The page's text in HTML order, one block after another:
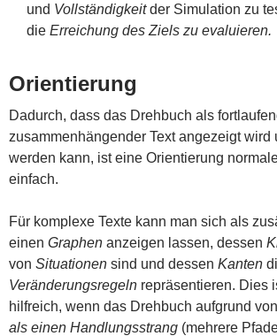
und Vollständigkeitder Simulation zu
die Erreichung des Ziels zu evaluieren.
Orientierung
Dadurch, dass das Drehbuch als
zusammenhängender Text angezeigt wird
werden kann, ist eine Orientierung
einfach.
Für komplexe Texte kann man sich als
einen Graphen anzeigen lassen, dessen
von Situationen sind und dessen Kanten
Veränderungsregeln repräsentieren. Dies
hilfreich, wenn das Drehbuch aufgrund von
als einen Handlungsstrang (mehrere